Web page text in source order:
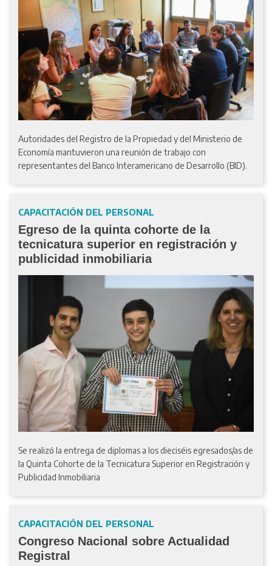
Autoridades del Registro de la Propiedad y del Ministerio de
Economía mantuvieron una reunión de trabajo con
representantes del Banco Interamericano de Desarrollo (BID).
CAPACITACIÓN DEL PERSONAL
Egreso de la quinta cohorte de la
tecnicatura superior en registración y
publicidad inmobiliaria
Se realizó la entrega de diplomas a los dieciséis egresados/as de
la Quinta Cohorte de la Tecnicatura Superior en Registración y
Publicidad Inmobiliaria
CAPACITACIÓN DEL PERSONAL
Congreso Nacional sobre Actualidad
Registral